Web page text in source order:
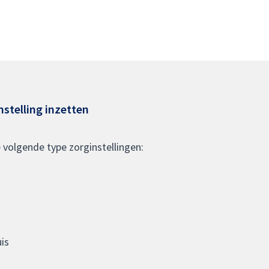
inzetten
type zorginstellingen: